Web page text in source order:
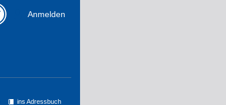
Anmelden
ins Adressbuch